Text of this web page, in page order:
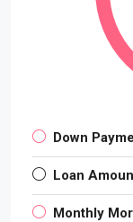
Down
Loan
Monthly